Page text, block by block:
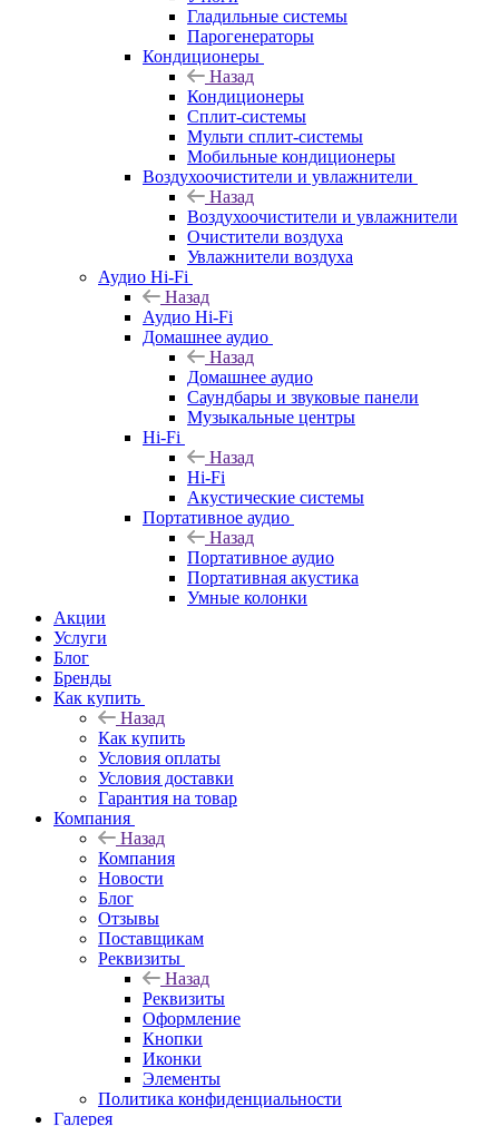
Гладильные системы
Парогенераторы
Кондиционеры
Назад
Кондиционеры
Сплит-системы
Мульти сплит-системы
Мобильные кондиционеры
Воздухоочистители и увлажнители
Назад
Воздухоочистители и увлажнители
Очистители воздуха
Увлажнители воздуха
Аудио Hi-Fi
Назад
Аудио Hi-Fi
Домашнее аудио
Назад
Домашнее аудио
Саундбары и звуковые панели
Музыкальные центры
Hi-Fi
Назад
Hi-Fi
Акустические системы
Портативное аудио
Назад
Портативное аудио
Портативная акустика
Умные колонки
Акции
Услуги
Блог
Бренды
Как купить
Назад
Как купить
Условия оплаты
Условия доставки
Гарантия на товар
Компания
Назад
Компания
Новости
Блог
Отзывы
Поставщикам
Реквизиты
Назад
Реквизиты
Оформление
Кнопки
Иконки
Элементы
Политика конфиденциальности
Галерея